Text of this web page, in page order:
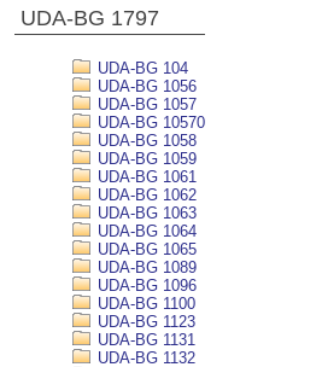
UDA-BG 1797
UDA-BG 104
UDA-BG 1056
UDA-BG 1057
UDA-BG 10570
UDA-BG 1058
UDA-BG 1059
UDA-BG 1061
UDA-BG 1062
UDA-BG 1063
UDA-BG 1064
UDA-BG 1065
UDA-BG 1089
UDA-BG 1096
UDA-BG 1100
UDA-BG 1123
UDA-BG 1131
UDA-BG 1132